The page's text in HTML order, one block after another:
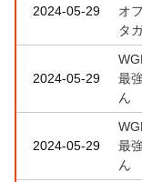
2024-05-29
オ
タ
2024-05-29
最
ん
2024-05-29
最
ん